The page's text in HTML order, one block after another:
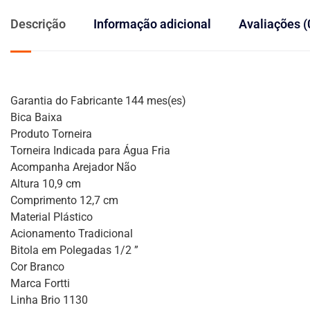
Descrição Informação adicional Avaliações
Garantia do Fabricante 144 mes(es)
Bica Baixa
Produto Torneira
Torneira Indicada para Água Fria
Acompanha Arejador Não
Altura 10,9 cm
Comprimento 12,7 cm
Material Plástico
Acionamento Tradicional
Bitola em Polegadas 1/2 ”
Cor Branco
Marca Fortti
Linha Brio 1130